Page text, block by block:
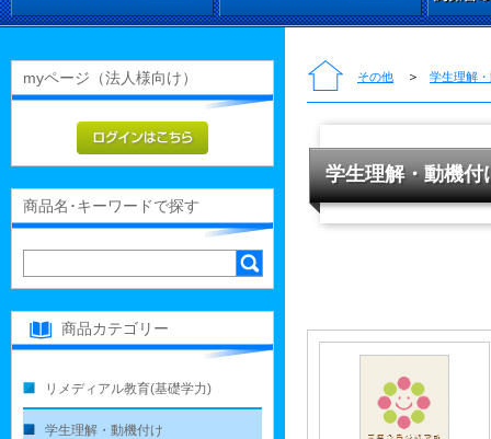
その他 ＞ 学生理解
学生理解・動機
myページ（法人様向け）
商品名･キーワードで探す
商品カテゴリー
リメディアル教育(基礎学力)
学生理解・動機付け